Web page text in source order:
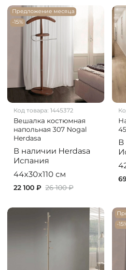
Предложение месяца
-15%
Код товара: 1445372
Вешалка костюмная
напольная 307 Nogal
Herdasa
В наличии Herdasa
Испания
44x30x110 см
22 100 ₽ 26 100 ₽
В
-